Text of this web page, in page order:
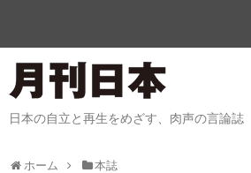
日本の自立と再生をめざす、肉声の言論誌
ホーム 本誌